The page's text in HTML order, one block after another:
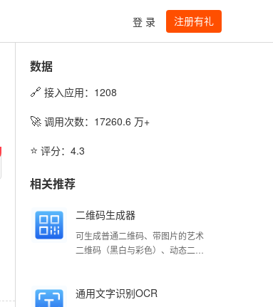
登 录 注册有礼
数据
🔗 接入应用： 1208
🚀 调用次数： 17260.6 万+
⭐️ 评分： 4.3
相关推荐
二维码生成器
可生成普通二维码、带图片的艺术
二维码（黑白与彩色）、动态二维
通用文字识别OCR